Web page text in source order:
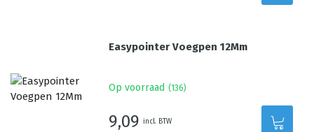
Easypointer Voegpen 12Mm
Op voorraad (136)
9,09 incl. BTW